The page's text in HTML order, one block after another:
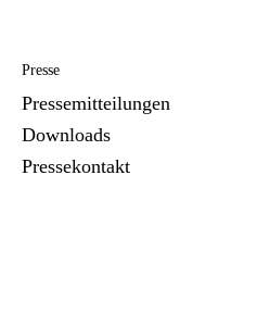
Presse
Pressemitteilungen
Downloads
Pressekontakt